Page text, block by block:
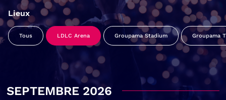
Lieux
Tous LDLC Arena Groupama Stadium Groupama
SEPTEMBRE 2026